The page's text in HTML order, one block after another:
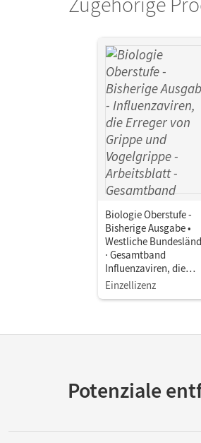
Biologie Oberstufe -
Bisherige Ausgabe •
Westliche
· Gesamtband
Influenzaviren, die
Erreger von Grippe und
Einzellizenz
Potenziale